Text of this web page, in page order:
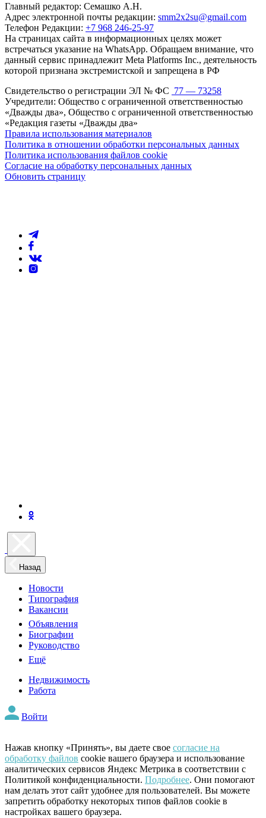
Главный редактор: Семашко А.Н.
Адрес электронной почты редакции: smm2x2su@gmail.com
Телефон Редакции: +7 968 246-25-97
На страницах сайта в информационных целях может
встречаться указание на WhatsApp. Обращаем внимание, что
данный сервис принадлежит Meta Platforms Inc., деятельность
которой признана экстремистской и запрещена в РФ
Свидетельство о регистрации ЭЛ № ФС 77 — 73258
Учредители: Общество с ограниченной ответственностью
«Дважды два», Общество с ограниченной ответственностью
«Редакция газеты «Дважды два»
Правила использования материалов
Политика в отношении обработки персональных данных
Политика использования файлов cookie
Согласие на обработку персональных данных
Обновить страницу
Назад
Новости
Типография
Вакансии
Объявления
Биографии
Руководство
Ещё
Недвижимость
Работа
Войти
Нажав кнопку «Принять», вы даете свое согласие на
обработку файлов cookie вашего браузера и использование
аналитических сервисов Яндекс Метрика в соответствии с
Политикой конфиденциальности. Подробнее. Они помогают
нам делать этот сайт удобнее для пользователей. Вы можете
запретить обработку некоторых типов файлов cookie в
настройках вашего браузера.